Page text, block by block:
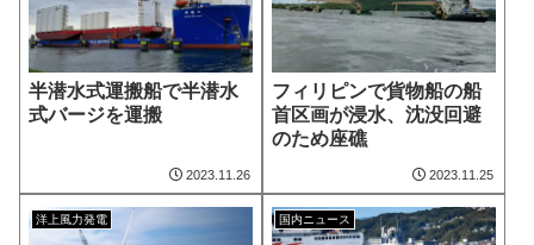
半潜水式運搬船で半潜水
式バージを運搬
2023.11.26
フィリピンで貨物船の船
首区画が浸水、沈没回避
のため座礁
2023.11.25
洋上風力発電 国内ニュース